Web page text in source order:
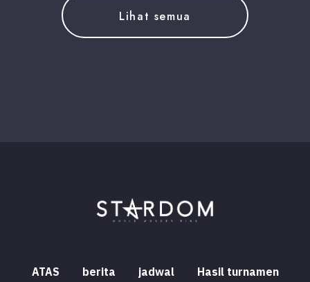
Lihat semua
ATAS berita jadwal Hasil turnamen